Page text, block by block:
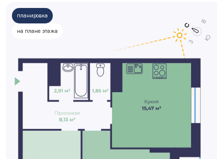
планировка
на плане этажа